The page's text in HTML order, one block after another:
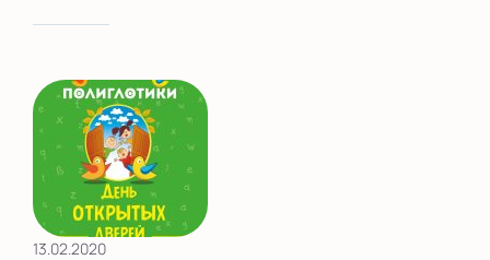
13.02.2020